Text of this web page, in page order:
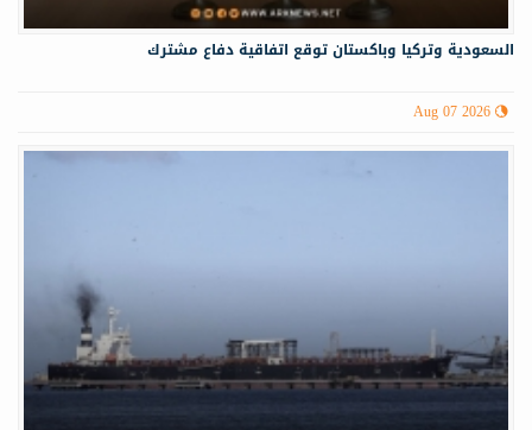
السعودية وتركيا وباكستان توقع اتفاقية دفاع مشترك
Aug 07 2026